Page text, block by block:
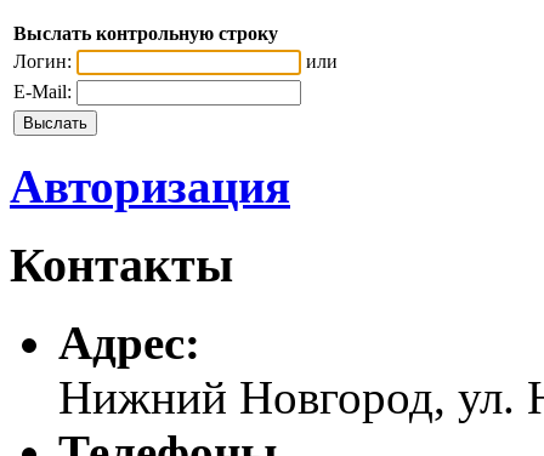
Выслать контрольную строку
Логин:
или
E-Mail:
Авторизация
Контакты
Адреc:
Нижний Новгород, ул.